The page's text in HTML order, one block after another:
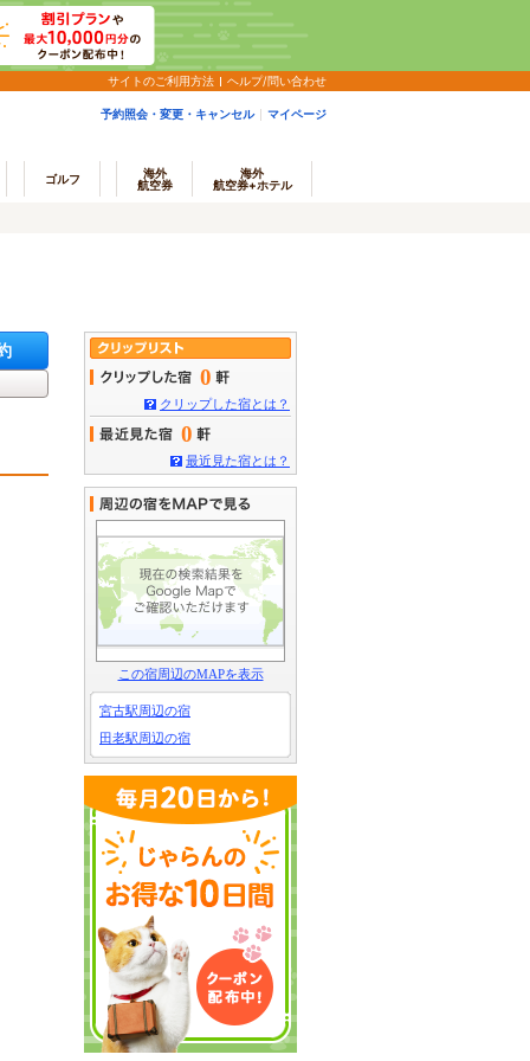
サイトのご利用方法 ヘルプ/問い合わせ
予約照会・変更・キャンセル マイページ
ゴルフ
海外
航空券
海外
航空券+ホテル
0
クリップした宿とは？
0
最近見た宿とは？
この宿周辺のMAPを表示
宮古駅周辺の宿
田老駅周辺の宿